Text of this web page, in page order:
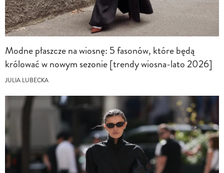
Modne płaszcze na wiosnę: 5 fasonów, które będą
królować w nowym sezonie [trendy wiosna-lato 2026]
JULIA LUBECKA